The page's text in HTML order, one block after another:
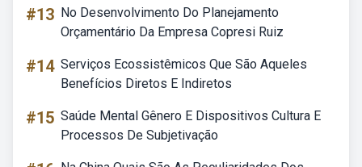
#13 No Desenvolvimento Do Planejamento
Orçamentário Da Empresa Copresi Ruiz
#14 Serviços Ecossistêmicos Que São Aqueles
Benefícios Diretos E Indiretos
#15 Saúde Mental Gênero E Dispositivos Cultura E
Processos De Subjetivação